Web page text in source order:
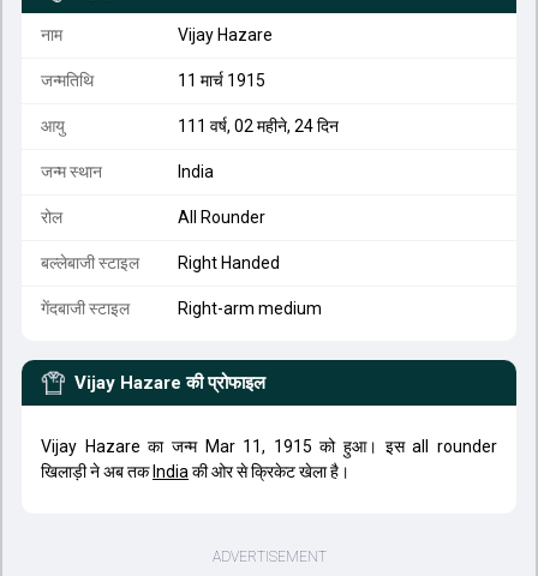
नाम Vijay Hazare
जन्मतिथि 11 मार्च 1915
आयु 111 वर्ष, 02 महीने, 24 दिन
जन्म स्थान India
रोल All Rounder
बल्लेबाजी स्टाइल Right Handed
गेंदबाजी स्टाइल Right-arm medium
Vijay Hazare की प्रोफाइल
Vijay Hazare का जन्म Mar 11, 1915 को हुआ। इस all rounder
खिलाड़ी ने अब तक India की ओर से क्रिकेट खेला है।